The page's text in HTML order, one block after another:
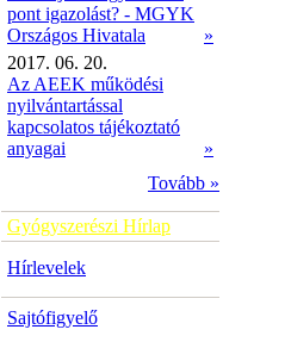
pont igazolást? - MGYK
Országos Hivatala
»
2017. 06. 20.
Az AEEK működési
nyilvántartással
kapcsolatos tájékoztató
anyagai
»
Tovább »
Gyógyszerészi Hírlap
Hírlevelek
Sajtófigyelő